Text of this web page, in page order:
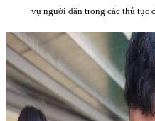
vụ người dân trong các thủ tục